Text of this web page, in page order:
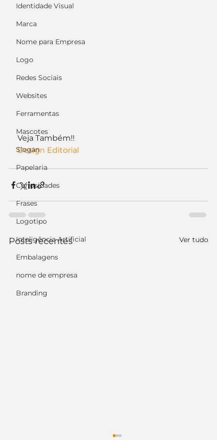
Identidade Visual
Marca
Nome para Empresa
Logo
Redes Sociais
Websites
Ferramentas
Mascotes
Slogan
Papelaria
Curiosidades
Frases
Logotipo
Inteligência Artificial
Embalagens
nome de empresa
Branding
Veja Também!!
Design Editorial
Posts recentes Ver tudo